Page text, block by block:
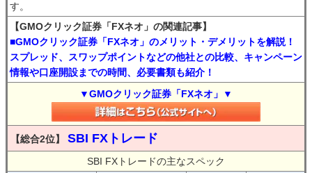
す。
【GMOクリック証券「FXネオ」の関連記事】
■GMOクリック証券「FXネオ」のメリット・デメリットを解説！
スプレッド、スワップポイントなどの他社との比較、キャンペーン
情報や口座開設までの時間、必要書類も紹介！
▼GMOクリック証券「FXネオ」▼
【総合2位】 SBI FXトレード
SBI FXトレードの主なスペック